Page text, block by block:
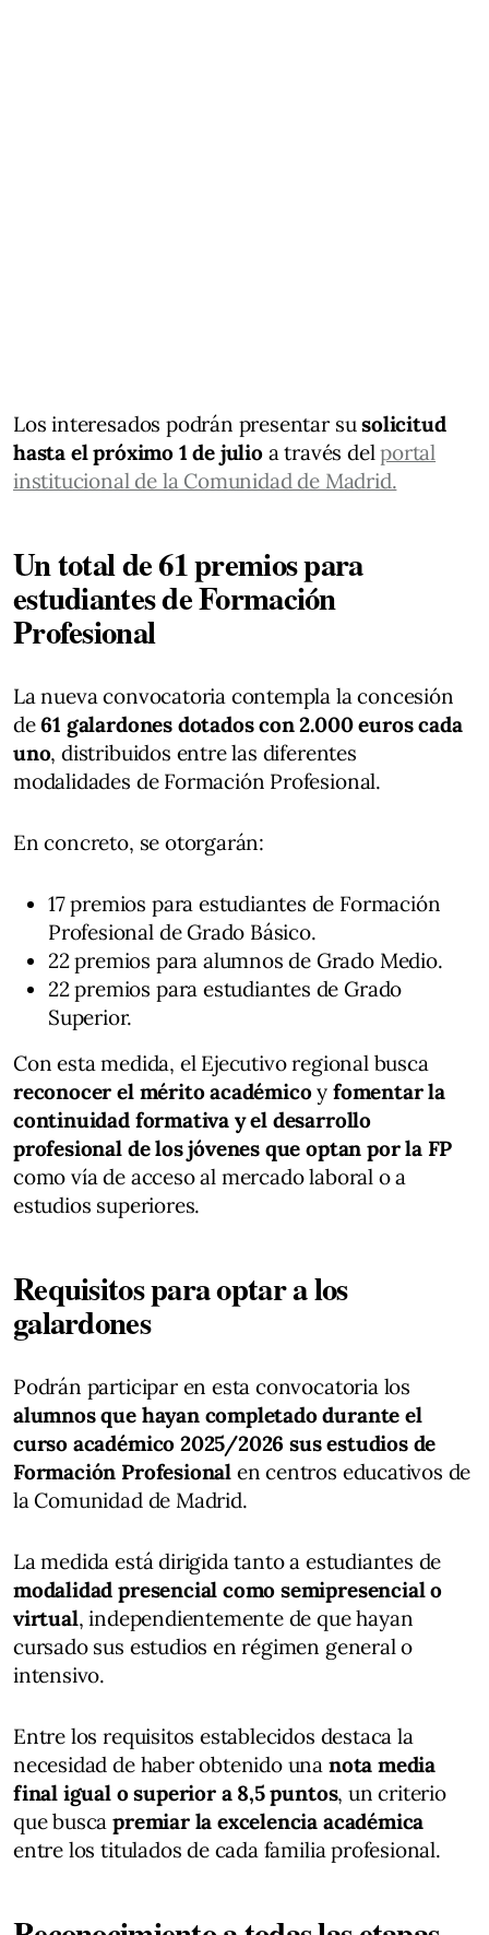
Los interesados podrán presentar susolicitud
hasta el próximo 1 de julio a través delportal
institucional de la Comunidad de Madrid.
Un total de 61 premios para
estudiantes de Formación
Profesional
La nueva convocatoria contempla la concesión
de61 galardones dotados con 2.000 euros cada
uno, distribuidos entre las diferentes
modalidades de Formación Profesional.
En concreto, se otorgarán:
17 premios para estudiantes de Formación
Profesional de Grado Básico.
22 premios para alumnos de Grado Medio.
22 premios para estudiantes de Grado
Superior.
Con esta medida, el Ejecutivo regional busca
reconocer el mérito académicoy fomentar la
continuidad formativa y el desarrollo
profesional de los jóvenes que optan por la FP
como vía de acceso al mercado laboral o a
estudios superiores.
Requisitos para optar a los
galardones
Podrán participar en esta convocatoria los
alumnos que hayan completado durante el
curso académico 2025/2026 sus estudios de
Formación Profesional en centros educativos de
la Comunidad de Madrid.
La medida está dirigida tanto a estudiantes de
modalidad presencial como semipresencial o
virtual, independientemente de que hayan
cursado sus estudios en régimen general o
intensivo.
Entre los requisitos establecidos destaca la
necesidad de haber obtenido una nota media
final igual o superior a 8,5 puntos, un criterio
que buscapremiar la excelencia académica
entre los titulados de cada familia profesional.